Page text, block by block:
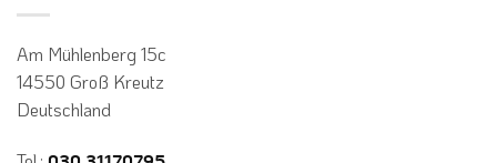
Am Mühlenberg 15c
14550 Groß Kreutz
Deutschland